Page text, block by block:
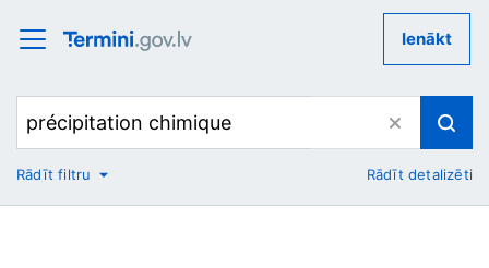
Ienākt
No
Rādīt filtru Rādīt detalizēti